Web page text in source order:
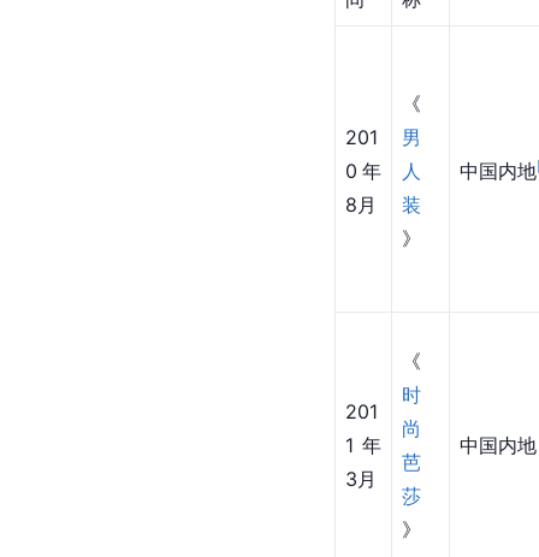
201
0年
8月
《
男
人
装
》
中国内地
201
1年
3月
《
时
尚
芭
莎
》
中国内地